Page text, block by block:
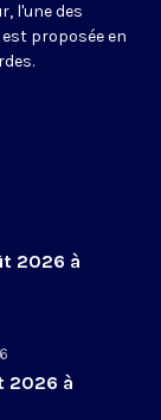
l'une des
proposée en
2026 à
2026 à